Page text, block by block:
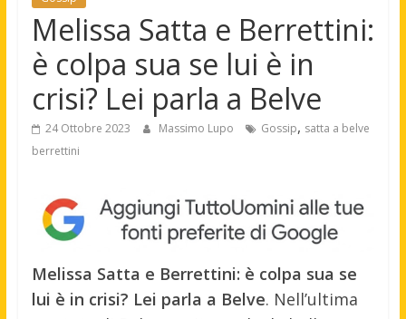
Melissa Satta e Berrettini:
è colpa sua se lui è in
crisi? Lei parla a Belve
24 Ottobre 2023 Massimo Lupo Gossip, satta a belve
berrettini
Melissa Satta e Berrettini: è colpa sua se
lui è in crisi? Lei parla a Belve. Nell’ultima